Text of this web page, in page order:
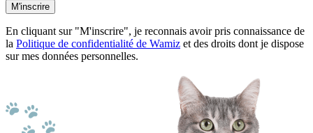
M'inscrire
En cliquant sur "M'inscrire", je reconnais avoir pris connaissance de
la Politique de confidentialité de Wamiz et des droits dont je dispose
sur mes données personnelles.